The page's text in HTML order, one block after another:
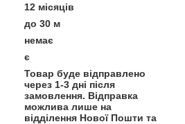
12 місяців
до 30 м
немає
є
Товар буде відправлено
через 1-3 дні після
замовлення. Відправка
можлива лише на
відділення Нової Пошти та